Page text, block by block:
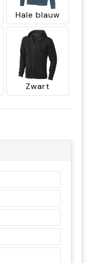
Hale blauw
Zwart